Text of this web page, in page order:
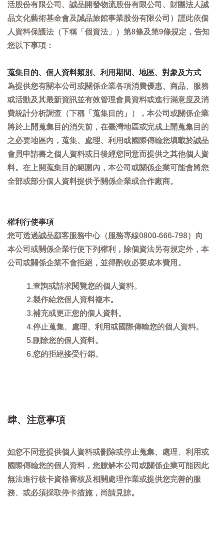
活股份有限公司、誠品開發物流股份有限公司、財團法人誠
品文化藝術基金會及誠品旅館事業股份有限公司）謹此依個
人資料保護法（下稱「個資法」）第8條及第9條規定，告知
您以下事項：
蒐集目的、個人資料類別、利用期間、地區、對象及方式
為提供您有關本公司或關係企業各項消費優惠、商品、服務
或活動及其最新資訊並有效管理會員資料或進行滿意度及消
費統計分析調查（下稱「蒐集目的」），本公司或關係企業
將於上開蒐集目的消失前，在臺灣地區或完成上開蒐集目的
之必要地區內，蒐集、處理、利用或國際傳輸您填載於誠品
會員申請書之個人資料或日後經您同意而提供之其他個人資
料。在上開蒐集目的範圍內，本公司或關係企業可能會將您
全部或部分個人資料提供予關係企業或合作廠商。
權利行使事項
您可透過誠品顧客服務中心（服務專線0800-666-798）向
本公司或關係企業行使下列權利，除個資法另有規定外，本
公司或關係企業不會拒絕，並得酌收必要成本費用。
1.查詢或請求閱覽您的個人資料。
2.製作給您個人資料複本。
3.補充或更正您的個人資料。
4.停止蒐集、處理、利用或國際傳輸您的個人資料。
5.刪除您的個人資料。
6.您的拒絕接受行銷。
肆、注意事項
如您不同意提供個人資料或刪除或停止蒐集、處理、利用或
國際傳輸您的個人資料，您膫解本公司或關係企業可能因此
無法進行核卡資格審核及相關處理作業或提供您完善的服
務、或必須採取停卡措施，尚請見諒。